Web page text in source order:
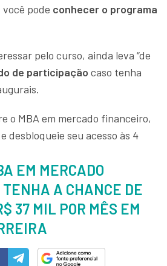
pode conhecer o programa
pelo curso, ainda leva “de
de participação caso tenha
o MBA em mercado financeiro,
desbloqueie seu acesso às 4
EM MERCADO
A CHANCE DE
37 MIL POR MÊS EM